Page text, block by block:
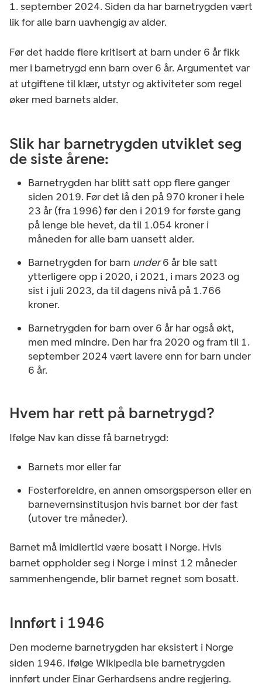
1. september 2024. Siden da har barnetrygden vært
lik for alle barn uavhengig av alder.
Før det hadde flere kritisert at barn under 6 år fikk
mer i barnetrygd enn barn over 6 år. Argumentet var
at utgiftene til klær, utstyr og aktiviteter som regel
øker med barnets alder.
Slik har barnetrygden utviklet seg
de siste årene:
Barnetrygden har blitt satt opp flere ganger
siden 2019. Før det lå den på 970 kroner i hele
23 år (fra 1996) før den i 2019 for første gang
på lenge ble hevet, da til 1.054 kroner i
måneden for alle barn uansett alder.
Barnetrygden for barn under6 år ble satt
ytterligere opp i 2020, i 2021, i mars 2023 og
sist i juli 2023, da til dagens nivå på 1.766
kroner.
Barnetrygden for barn over 6 år har også økt,
men med mindre. Den har fra 2020 og fram til 1.
september 2024 vært lavere enn for barn under
6 år.
Hvem har rett på barnetrygd?
Ifølge Nav kan disse få barnetrygd:
Barnets mor eller far
Fosterforeldre, en annen omsorgsperson eller en
barnevernsinstitusjon hvis barnet bor der fast
(utover tre måneder).
Barnet må imidlertid være bosatt i Norge. Hvis
barnet oppholder seg i Norge i minst 12 måneder
sammenhengende, blir barnet regnet som bosatt.
Innført i 1946
Den moderne barnetrygden har eksistert i Norge
siden 1946. Ifølge Wikipedia ble barnetrygden
innført under Einar Gerhardsens andre regjering.